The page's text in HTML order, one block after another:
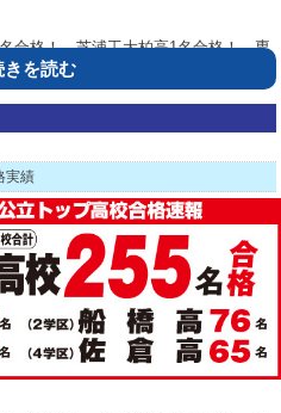
合格！ 芝浦工大柏高1名合格！ 専
１名合格！
を読む
実績